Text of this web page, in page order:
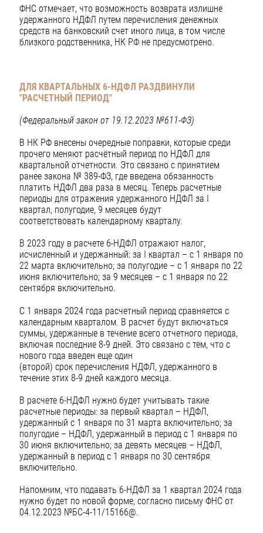
ФНС отмечает, что возможность возврата излишне
удержанного НДФЛ путем перечисления денежных
средств на банковский счет иного лица, в том числе
близкого родственника, НК РФ не предусмотрено.
ДЛЯ КВАРТАЛЬНЫХ 6-НДФЛ РАЗДВИНУЛИ
"РАСЧЕТНЫЙ ПЕРИОД"
(Федеральный закон от 19.12.2023 №611-ФЗ)
В НК РФ внесены очередные поправки, которые среди
прочего меняют расчётный период по НДФЛ для
квартальной отчетности. Это связано с принятием
ранее закона № 389-ФЗ, где введена обязанность
платить НДФЛ два раза в месяц. Теперь расчетные
периоды для отражения удержанного НДФЛ за I
квартал, полугодие, 9 месяцев будут
соответствовать календарному кварталу.
В 2023 году в расчете 6-НДФЛ отражают налог,
исчисленный и удержанный: за I квартал – с 1 января по
22 марта включительно; за полугодие – с 1 января по 22
июня включительно; за 9 месяцев – с 1 января по 22
сентября включительно.
С 1 января 2024 года расчетный период сравняется с
календарным кварталом. В расчет будут включаться
суммы, удержанные в течение всего отчетного периода,
включая последние 8-9 дней. Это связано с тем, что с
нового года введен еще один
(второй) срок перечисления НДФЛ, удержанного в
течение этих 8-9 дней каждого месяца.
В расчете 6-НДФЛ нужно будет учитывать такие
расчетные периоды: за первый квартал – НДФЛ,
удержанный с 1 января по 31 марта включительно; за
полугодие – НДФЛ, удержанный в период с 1 января по
30 июня включительно; за девять месяцев – НДФЛ,
удержанный в период с 1 января по 30 сентября
включительно.
Напомним, что подавать 6-НДФЛ за 1 квартал 2024 года
нужно будет по новой форме, согласно письму ФНС от
04.12.2023 №БС-4-11/15166@.